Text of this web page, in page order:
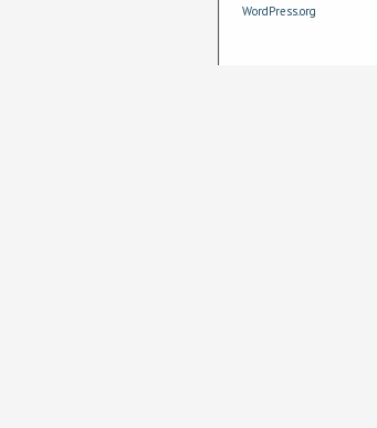
WordPress.org